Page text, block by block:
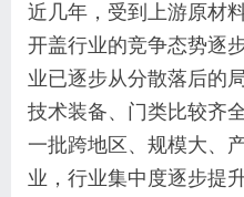
近几年，受到上游原材
开盖行业的竞争态势逐
业已逐步从分散落后的
技术装备、门类比较齐
一批跨地区、规模大、
业，行业集中度逐步提升